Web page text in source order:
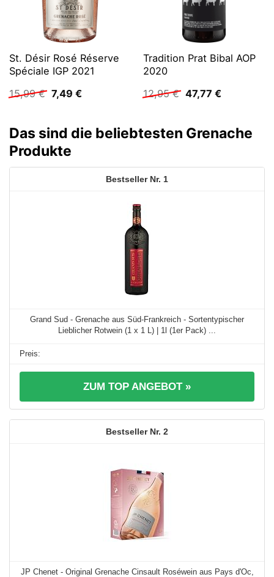
St. Désir Rosé Réserve
Spéciale IGP 2021
15,99€ Ursprünglicher
Preis
7,49 €Aktueller
Tradition Prat Bibal AOP
2020
12,95€ Ursprünglicher
Preis
47,77 €Aktueller
Das sind die beliebtesten Grenache
Produkte
1
Grand Sud - Grenache aus Süd-Frankreich - Sortentypischer
Lieblicher Rotwein (1 x 1 L) | 1l (1er Pack) ...
ZUM TOP ANGEBOT »
2
JP Chenet - Original Grenache Cinsault Roséwein aus Pays d'Oc,